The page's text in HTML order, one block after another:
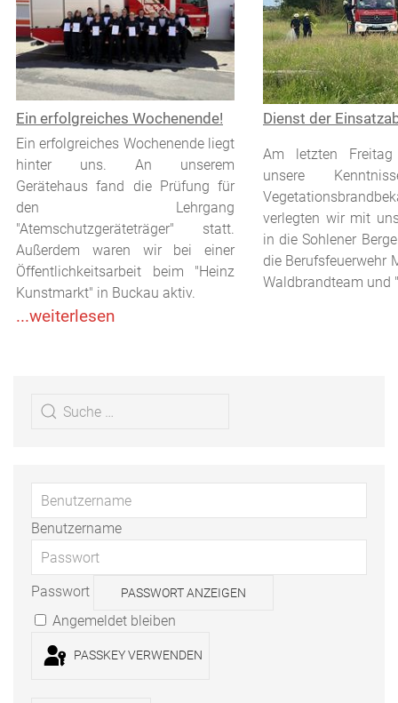
Ein erfolgreiches Wochenende! Dienst der
Ein erfolgreiches Wochenende liegt
hinter uns. An unserem
Gerätehaus fand die Prüfung für
den Lehrgang
"Atemschutzgeräteträger" statt.
Außerdem waren wir bei einer
Öffentlichkeitsarbeit beim "Heinz
Kunstmarkt" in Buckau aktiv.
...weiterlesen
Am letzten
unsere
verlegten wir mit
in die Sohlener
die Berufsfeuerwehr
Waldbrandteam und
Benutzername
Passwort PASSWORT ANZEIGEN
Angemeldet bleiben
PASSKEY VERWENDEN